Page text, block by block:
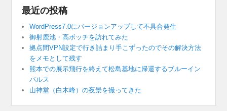
最近の投稿
WordPress7.0にバージョンアップして不具合発生
御射鹿池・高ボッチを訪れてみた
拠点間VPN設定で行き詰まり手こずったのでその解決方法
をメモとして残す
熊本での展示飛行を終えて松島基地に帰還するブルーイン
パルス
山神堂（白木峰）の夜景を撮ってきた